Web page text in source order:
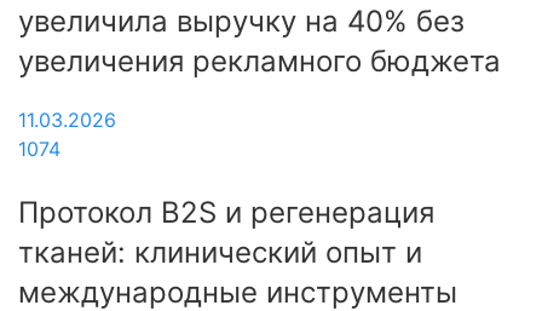
увеличила выручку на 40% без
увеличения рекламного бюджета
11.03.2026
1074
Протокол B2S и регенерация
тканей: клинический опыт и
международные инструменты